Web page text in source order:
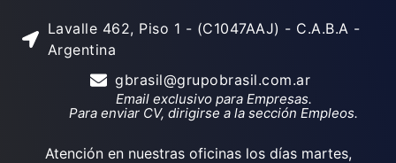
Lavalle 462, Piso 1 - (C1047AAJ) - C.A.B.A -
Argentina
gbrasil@grupobrasil.com.ar
Email exclusivo para Empresas.
Para enviar CV, dirigirse a la sección Empleos.
Atención en nuestras oficinas los días martes,